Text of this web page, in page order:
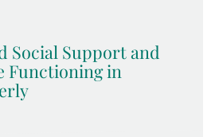
Social Support and
Functioning in